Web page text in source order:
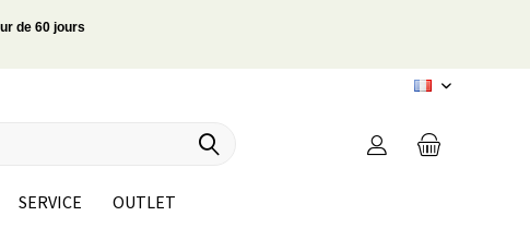
de 60 jours
FR
SERVICE OUTLET